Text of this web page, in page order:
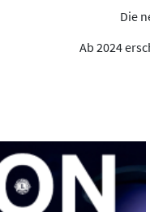
Die
Ab 2024